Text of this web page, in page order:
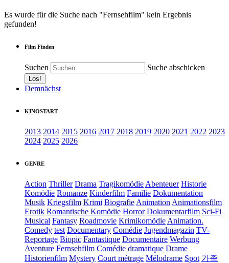
Es wurde für die Suche nach "Fernsehfilm" kein Ergebnis
gefunden!
Film Finden
Suchen Suche abschicken
Demnächst
KINOSTART
2013 2014 2015 2016 2017 2018 2019 2020 2021 2022 2023
2024 2025 2026
GENRE
Action Thriller Drama Tragikomödie Abenteuer Historie
Komödie Romanze Kinderfilm Familie Dokumentation
Musik Kriegsfilm Krimi Biografie Animation Animationsfilm
Erotik Romantische Komödie Horror Dokumentarfilm Sci-Fi
Musical Fantasy Roadmovie Krimikomödie Animation.
Comedy test Documentary Comédie Jugendmagazin TV-
Reportage Biopic Fantastique Documentaire Werbung
Aventure Fernsehfilm Comédie dramatique Drame
Historienfilm Mystery Court métrage Mélodrame Spot 가족